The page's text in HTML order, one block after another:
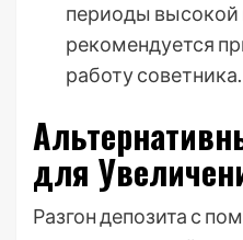
периоды высокой
рекомендуется
работу советника.
для
Разгон депозита с